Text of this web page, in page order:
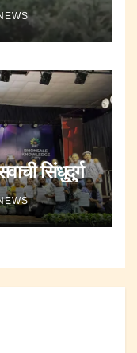
सिंधुदुर्ग